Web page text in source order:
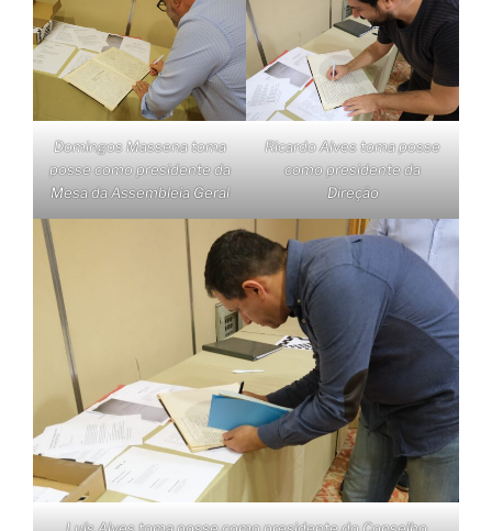
Domingos Massena toma
posse como presidente da
Mesa da Assembleia Geral
Ricardo Alves toma posse
como presidente da
Direção